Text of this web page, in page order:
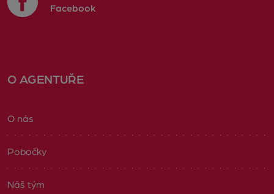
Facebook
O AGENTUŘE
O nás
Pobočky
Náš tým